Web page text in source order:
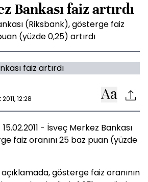
Bankası faiz artırdı
(Riksbank), gösterge faiz
(yüzde 0,25) artırdı
12:28
- İsveç Merkez Bankası
faiz oranını 25 baz puan (yüzde
gösterge faiz oranının